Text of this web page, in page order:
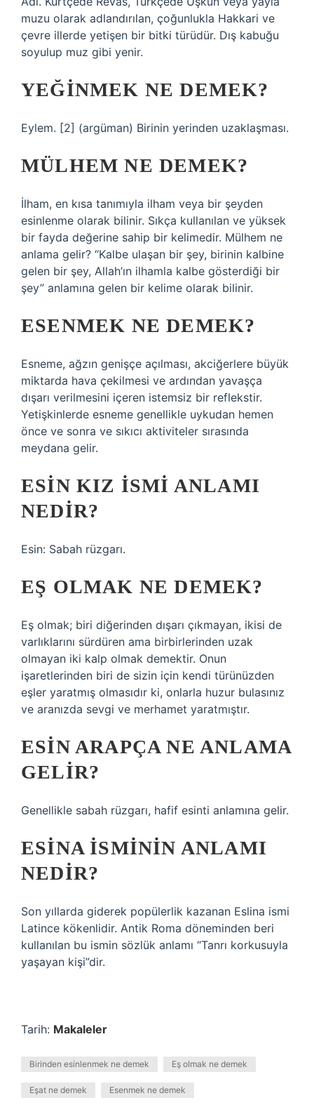
muzu olarak adlandırılan, çoğunlukla Hakkari ve
çevre illerde yetişen bir bitki türüdür. Dış kabuğu
soyulup muz gibi yenir.
YEĞINMEK NE DEMEK?
Eylem. [2] (argüman) Birinin yerinden uzaklaşması.
MÜLHEM NE DEMEK?
İlham, en kısa tanımıyla ilham veya bir şeyden
esinlenme olarak bilinir. Sıkça kullanılan ve yüksek
bir fayda değerine sahip bir kelimedir. Mülhem ne
anlama gelir? “Kalbe ulaşan bir şey, birinin kalbine
gelen bir şey, Allah’ın ilhamla kalbe gösterdiği bir
şey” anlamına gelen bir kelime olarak bilinir.
ESENMEK NE DEMEK?
Esneme, ağzın genişçe açılması, akciğerlere büyük
miktarda hava çekilmesi ve ardından yavaşça
dışarı verilmesini içeren istemsiz bir reflekstir.
Yetişkinlerde esneme genellikle uykudan hemen
önce ve sonra ve sıkıcı aktiviteler sırasında
meydana gelir.
ESIN KIZ ISMI ANLAMI
NEDIR?
Esin: Sabah rüzgarı.
EŞ OLMAK NE DEMEK?
Eş olmak; biri diğerinden dışarı çıkmayan, ikisi de
varlıklarını sürdüren ama birbirlerinden uzak
olmayan iki kalp olmak demektir. Onun
işaretlerinden biri de sizin için kendi türünüzden
eşler yaratmış olmasıdır ki, onlarla huzur bulasınız
ve aranızda sevgi ve merhamet yaratmıştır.
ESIN ARAPÇA NE ANLAMA
GELIR?
Genellikle sabah rüzgarı, hafif esinti anlamına gelir.
ESINA ISMININ ANLAMI
NEDIR?
Son yıllarda giderek popülerlik kazanan Eslina ismi
Latince kökenlidir. Antik Roma döneminden beri
kullanılan bu ismin sözlük anlamı “Tanrı korkusuyla
yaşayan kişi”dir.
Tarih: Makaleler
Birinden esinlenmek ne demek Eş olmak ne demek
Eşat ne demek Esenmek ne demek